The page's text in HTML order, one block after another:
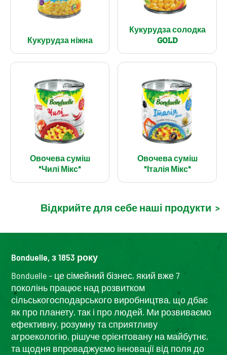
Кукурудза ніжна
Кукурудза солодка
GOLD
Овочева суміш
"Чилі Мікс"
Овочева суміш
"Італія Мікс"
Відкрийте для себе наші продукти >
Bonduelle, з 1853 року
Bonduelle – це сімейний бізнес, який вже 7
поколінь працює над розвитком
сільськогосподарського виробництва, що дбає
як про планету, так і про людей. Ми розвиваємо
ефективну, розумну та сприятливу
агроекологію, рішуче орієнтовану на майбутнє,
та щодня впроваджуємо інновації від поля до